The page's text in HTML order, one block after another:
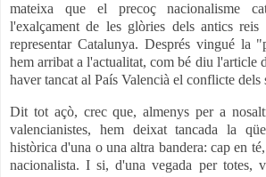
mateixa que el precoç nacionalisme
l'exalçament de les glòries dels antics
representar Catalunya. Després vingué la
hem arribat a l'actualitat, com bé diu l'article
haver tancat al País Valencià el conflicte dels
Dit tot açò, crec que, almenys per a
valencianistes, hem deixat tancada la
històrica d'una o una altra bandera: cap en
nacionalista. I si, d'una vegada per totes,